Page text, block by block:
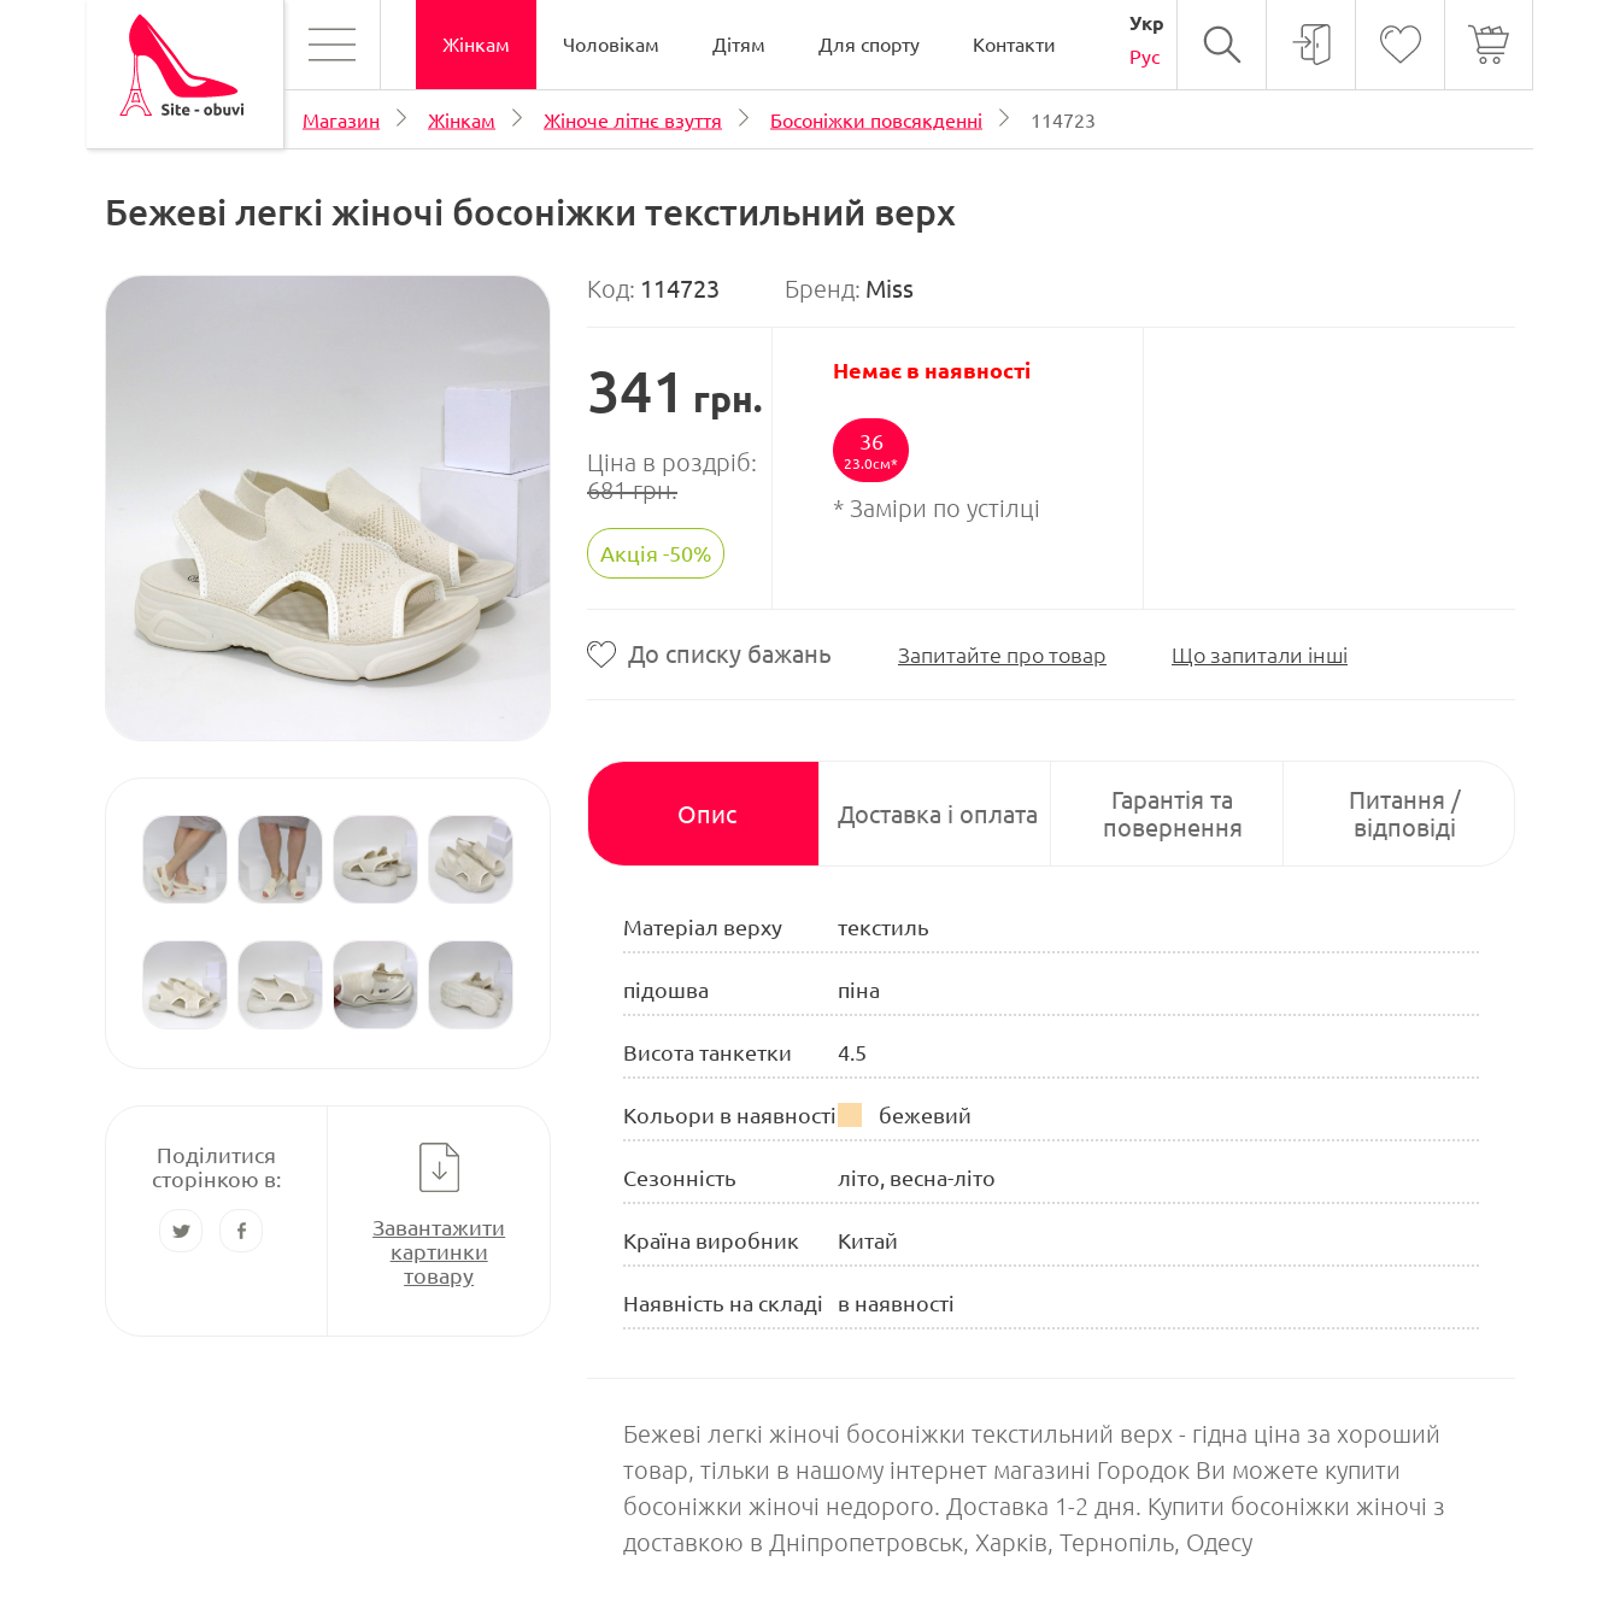
Жінкам Чоловікам Дітям Для спорту Контакти
Укр
Рус
Магазин Жінкам Жіноче літнє взуття Босоніжки повсякденні 114723
Бежеві легкі жіночі босоніжки текстильний верх
Поділитися
сторінкою в:
Завантажити
картинки
товару
Код: 114723 Бренд: Miss
341 грн.
Ціна в роздріб:
681грн.
Акція -50%
Немає в наявності
36
23.0см
* Заміри по устілці
До списку бажань Запитайте про товар Що запитали інші
Опис Доставка і оплата
Гарантія та
повернення
Питання /
відповіді
Матеріал верху текстиль
підошва піна
Висота танкетки 4.5
Кольори в наявності бежевий
Сезонність літо, весна-літо
Країна виробник Китай
Наявність на складі в наявності
Бежеві легкі жіночі босоніжки текстильний верх - гідна ціна за хороший
товар, тільки в нашому інтернет магазині Городок Ви можете купити
босоніжки жіночі недорого. Доставка 1-2 дня. Купити босоніжки жіночі з
доставкою в Дніпропетровськ, Харків, Тернопіль, Одесу